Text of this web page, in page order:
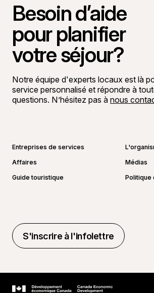
Besoin d’aide
pour planifier
votre séjour?
Notre équipe d'experts locaux est là
service personnalisé et répondre à
questions. N’hésitez pas à nous
Entreprises de services
Affaires
Médias
Guide touristique
Politique
S'inscrire à l'infolettre
S'inscrire à l'infolettre